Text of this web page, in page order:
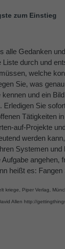
zum Einstieg
alle Gedanken
Liste durch und
welche
Sie, was
und ein
Sie
Tätigkeiten
auf-Projekte
werden
Systemen und
Aufgabe
heißt es: Fangen
kriege, Piper Verlag,
Allen http://